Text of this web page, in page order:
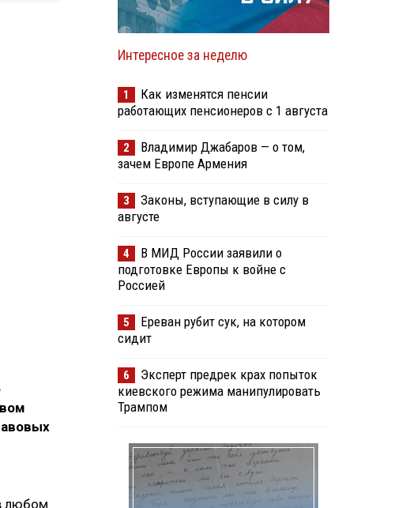
любом
Интересное за неделю
1
Как изменятся пенсии
работающих пенсионеров с 1 августа
2
Владимир Джабаров — о том,
зачем Европе Армения
3
Законы, вступающие в силу в
августе
4
В МИД России заявили о
подготовке Европы к войне с
Россией
5
Ереван рубит сук, на котором
сидит
6
Эксперт предрек крах попыток
киевского режима манипулировать
Трампом